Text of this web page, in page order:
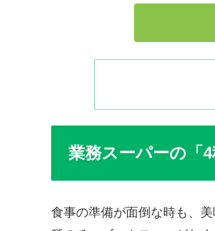
業務スーパーの「
食事の準備が面倒な時も、